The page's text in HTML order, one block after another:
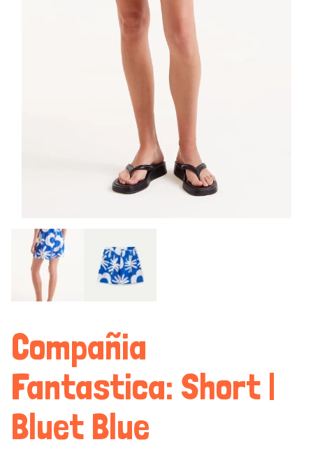
Compañia
Fantastica: Short |
Bluet Blue